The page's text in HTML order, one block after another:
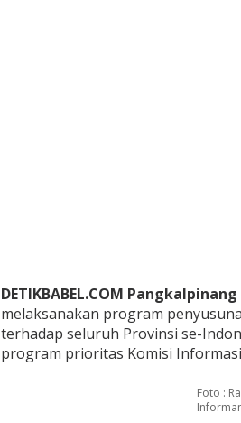
n
t
a
p
a
n
DETIKBABEL.COM Pangkalpinang
melaksanakan program
terhadap seluruh Provinsi se-
program prioritas Komisi
Foto :